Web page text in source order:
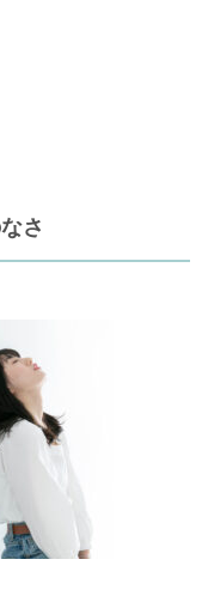
さ